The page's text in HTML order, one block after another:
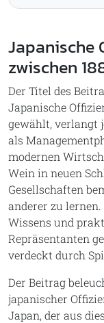
Japanische
zwischen
Der Titel des
Japanische
gewählt, verlangt
als
modernen
Wein in neuen
Gesellschaften
anderer zu
Wissens und
Repräsentanten
verdeckt durch
Der Beitrag
japanischer
Japan, der aus